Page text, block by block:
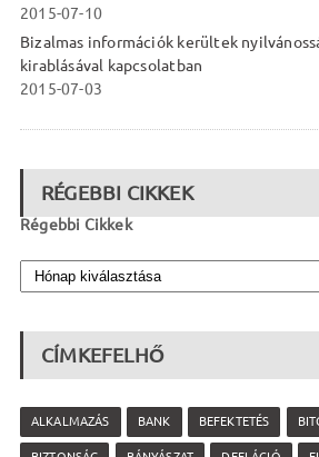
2015-07-10
Bizalmas információk kerültek
kirablásával kapcsolatban
2015-07-03
RÉGEBBI CIKKEK
Régebbi Cikkek
CÍMKEFELHŐ
ALKALMAZÁS BANK BEFEKTETÉS